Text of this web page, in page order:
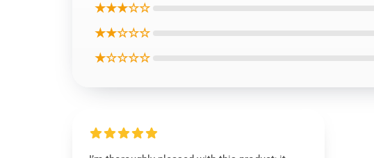
★★★☆☆
★★☆☆☆
★☆☆☆☆